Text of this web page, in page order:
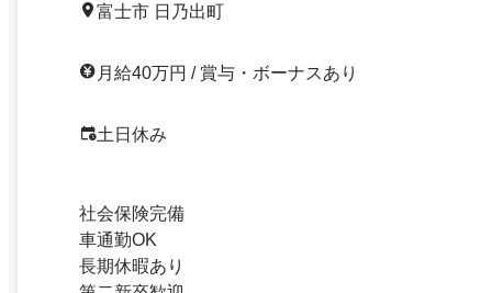
富士市 日乃出町
月給40万円 / 賞与・ボーナスあり
土日休み
社会保険完備
車通勤OK
長期休暇あり